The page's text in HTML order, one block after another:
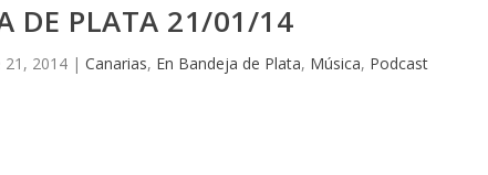
DE PLATA 21/01/14
21, 2014| Canarias, En Bandeja de Plata, Música, Podcast